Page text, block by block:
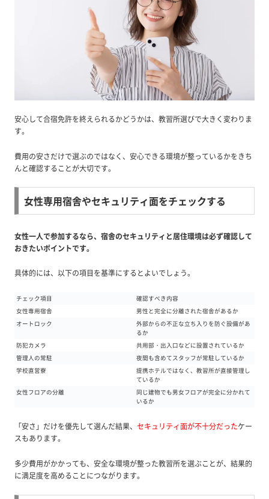
安心して合宿免許を終えられるかどうかは、教習所選びで大きく変わりま
す。
費用の安さだけで選ぶのではなく、安心できる環境が整っているかをきち
んと確認することが大切です。
女性専用宿舎やセキュリティ面をチェックする
女性一人で参加するなら、宿舎のセキュリティと居住環境は必ず確認して
おきたいポイントです。
具体的には、以下の項目を基準にするとよいでしょう。
チェック項目
確認すべき内容
女性専用宿舎
男性と完全に分離された宿舎があるか
オートロック
外部からの不正な立ち入りを防ぐ設備があ
るか
防犯カメラ
共用部・出入口などに設置されているか
管理人の常駐
夜間も含めてスタッフが常駐しているか
学校直営寮
提携ホテルではなく、教習所が直接管理し
ているか
女性フロアの分離
同じ建物でも男女フロアが完全に分かれて
いるか
「安さ」だけを優先して選んだ結果、 セキュリティ面が不十分だったケー
スもあります。
多少費用がかかっても、安全な環境が整った教習所を選ぶことが、結果的
に満足度を高めることにつながります。